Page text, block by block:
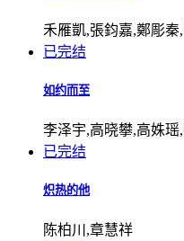
禾雁凱,張鈞嘉,鄭彫
已完结
如约而至
李泽宇,高晓攀,高姝
已完结
炽热的他
陈柏川,章慧祥